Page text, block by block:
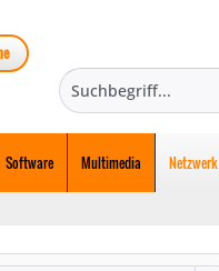
Software Multimedia Netzwerk